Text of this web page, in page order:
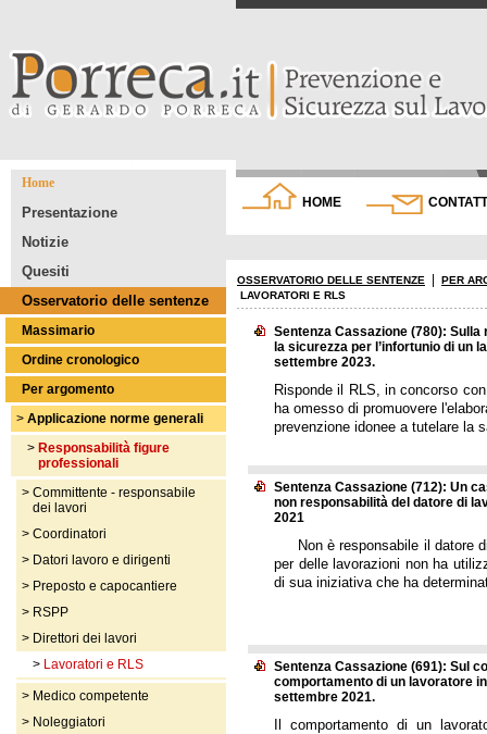
Home
Presentazione
Notizie
Quesiti
Osservatorio delle sentenze
Massimario
Ordine cronologico
Per argomento
> Applicazione norme generali
> Responsabilità figure
professionali
> Committente - responsabile
dei lavori
> Coordinatori
> Datori lavoro e dirigenti
> Preposto e capocantiere
> RSPP
> Direttori dei lavori
> Lavoratori e RLS
> Medico competente
> Noleggiatori
HOME
OSSERVATORIO DELLE SENTENZE
PER
LAVORATORI E RLS
Sentenza Cassazione (780):
la sicurezza per l’infortunio di un
settembre 2023.
Risponde il RLS, in concorso
ha omesso di promuovere
prevenzione idonee a tutelare la
Sentenza Cassazione (712): Un
non responsabilità del datore di
2021
Non è responsabile il datore
per delle lavorazioni non ha
di sua iniziativa che ha
Sentenza Cassazione (691): Sul
comportamento di un lavoratore
settembre 2021.
Il comportamento di un